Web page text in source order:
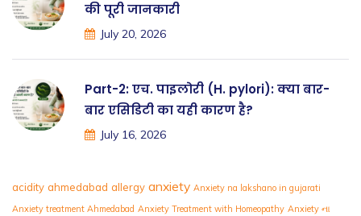
की पूरी जानकारी
July 20, 2026
Part-2: एच. पाइलोरी (H. pylori): क्या बार-
बार एसिडिटी का यही कारण है?
July 16, 2026
acidity ahmedabad allergy anxiety Anxiety na lakshano in gujarati
Anxiety treatment Ahmedabad Anxiety Treatment with Homeopathy Anxiety ના